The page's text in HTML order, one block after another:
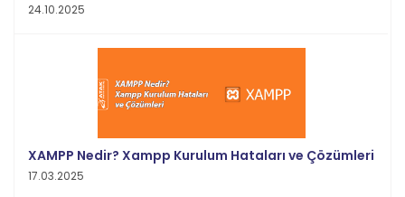
24.10.2025
XAMPP Nedir? Xampp Kurulum Hataları ve Çözümleri
17.03.2025